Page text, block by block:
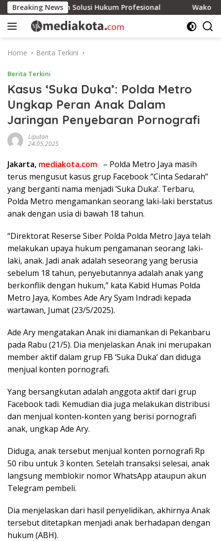
Skip
to
content
Breaking News
Berikan Solusi Hukum Profesional Wako Edi
Home Berita Terkini
Berita Terkini
Kasus ‘Suka Duka’: Polda Metro
Ungkap Peran Anak Dalam
Jaringan Penyebaran Pornografi
Liputan
24.05.2025
Jakarta, mediakota.com – Polda Metro Jaya masih
terus mengusut kasus grup Facebook ”Cinta Sedarah”
yang berganti nama menjadi ‘Suka Duka’. Terbaru,
Polda Metro mengamankan seorang laki-laki berstatus
anak dengan usia di bawah 18 tahun.
“Direktorat Reserse Siber Polda Polda Metro Jaya telah
melakukan upaya hukum pengamanan seorang laki-
laki, anak. Jadi anak adalah seseorang yang berusia
sebelum 18 tahun, penyebutannya adalah anak yang
berkonflik dengan hukum,” kata Kabid Humas Polda
Metro Jaya, Kombes Ade Ary Syam Indradi kepada
wartawan, Jumat (23/5/2025).
Ade Ary mengatakan Anak ini diamankan di Pekanbaru
pada Rabu (21/5). Dia menjelaskan Anak ini merupakan
member aktif dalam grup FB ‘Suka Duka’ dan diduga
menjual konten pornografi.
Yang bersangkutan adalah anggota aktif dari grup
Facebook tadi. Kemudian dia juga melakukan distribusi
dan menjual konten-konten yang berisi pornografi
anak, ungkap Ade Ary.
Diduga, anak tersebut menjual konten pornografi Rp
50 ribu untuk 3 konten. Setelah transaksi selesai, anak
langsung memblokir nomor WhatsApp ataupun akun
Telegram pembeli.
Dia menjelaskan dari hasil penyelidikan, akhirnya Anak
tersebut ditetapkan menjadi anak berhadapan dengan
hukum (ABH).